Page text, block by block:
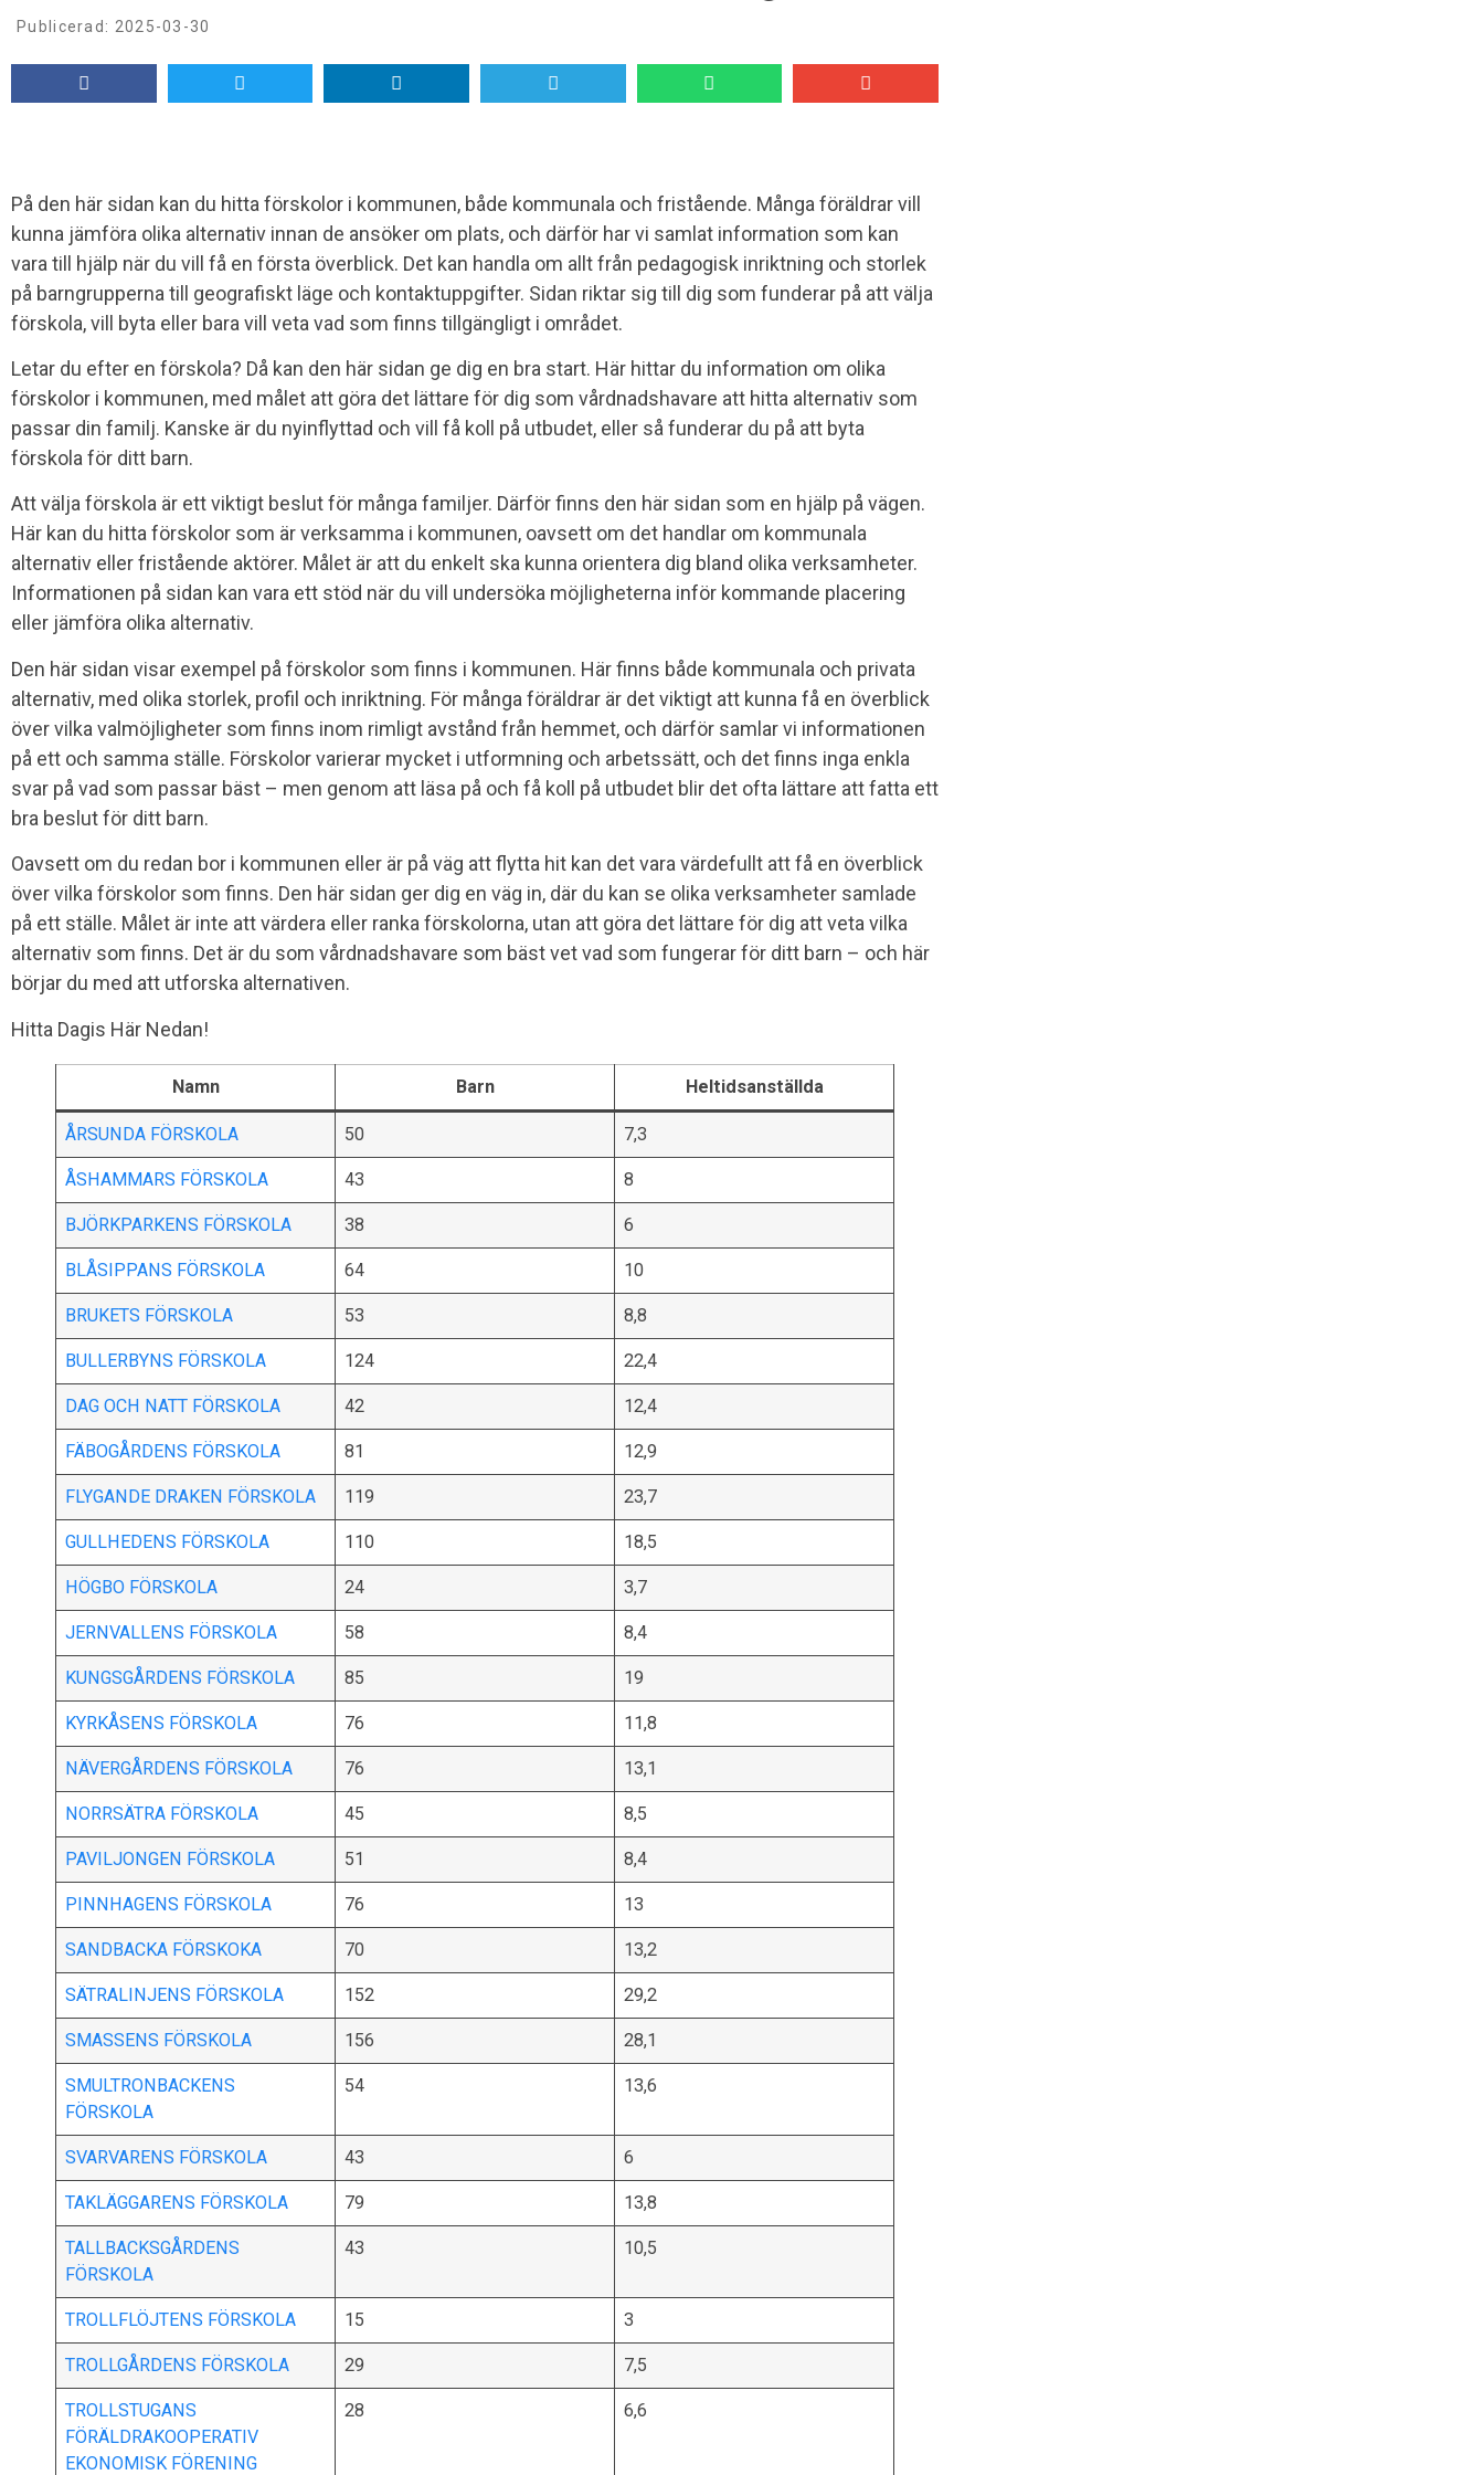
Publicerad: 2025-03-30
På den här sidan kan du hitta förskolor i kommunen, både kommunala och fristående. Många föräldrar vill
kunna jämföra olika alternativ innan de ansöker om plats, och därför har vi samlat information som kan
vara till hjälp när du vill få en första överblick. Det kan handla om allt från pedagogisk inriktning och storlek
på barngrupperna till geografiskt läge och kontaktuppgifter. Sidan riktar sig till dig som funderar på att välja
förskola, vill byta eller bara vill veta vad som finns tillgängligt i området.
Letar du efter en förskola? Då kan den här sidan ge dig en bra start. Här hittar du information om olika
förskolor i kommunen, med målet att göra det lättare för dig som vårdnadshavare att hitta alternativ som
passar din familj. Kanske är du nyinflyttad och vill få koll på utbudet, eller så funderar du på att byta
förskola för ditt barn.
Att välja förskola är ett viktigt beslut för många familjer. Därför finns den här sidan som en hjälp på vägen.
Här kan du hitta förskolor som är verksamma i kommunen, oavsett om det handlar om kommunala
alternativ eller fristående aktörer. Målet är att du enkelt ska kunna orientera dig bland olika verksamheter.
Informationen på sidan kan vara ett stöd när du vill undersöka möjligheterna inför kommande placering
eller jämföra olika alternativ.
Den här sidan visar exempel på förskolor som finns i kommunen. Här finns både kommunala och privata
alternativ, med olika storlek, profil och inriktning. För många föräldrar är det viktigt att kunna få en överblick
över vilka valmöjligheter som finns inom rimligt avstånd från hemmet, och därför samlar vi informationen
på ett och samma ställe. Förskolor varierar mycket i utformning och arbetssätt, och det finns inga enkla
svar på vad som passar bäst – men genom att läsa på och få koll på utbudet blir det ofta lättare att fatta ett
bra beslut för ditt barn.
Oavsett om du redan bor i kommunen eller är på väg att flytta hit kan det vara värdefullt att få en överblick
över vilka förskolor som finns. Den här sidan ger dig en väg in, där du kan se olika verksamheter samlade
på ett ställe. Målet är inte att värdera eller ranka förskolorna, utan att göra det lättare för dig att veta vilka
alternativ som finns. Det är du som vårdnadshavare som bäst vet vad som fungerar för ditt barn – och här
börjar du med att utforska alternativen.
Hitta Dagis Här Nedan!
Namn Barn Heltidsanställda
ÅRSUNDA FÖRSKOLA 50 7,3
ÅSHAMMARS FÖRSKOLA 43 8
BJÖRKPARKENS FÖRSKOLA 38 6
BLÅSIPPANS FÖRSKOLA 64 10
BRUKETS FÖRSKOLA 53 8,8
BULLERBYNS FÖRSKOLA 124 22,4
DAG OCH NATT FÖRSKOLA 42 12,4
FÄBOGÅRDENS FÖRSKOLA 81 12,9
FLYGANDE DRAKEN FÖRSKOLA 119 23,7
GULLHEDENS FÖRSKOLA 110 18,5
HÖGBO FÖRSKOLA 24 3,7
JERNVALLENS FÖRSKOLA 58 8,4
KUNGSGÅRDENS FÖRSKOLA 85 19
KYRKÅSENS FÖRSKOLA 76 11,8
NÄVERGÅRDENS FÖRSKOLA 76 13,1
NORRSÄTRA FÖRSKOLA 45 8,5
PAVILJONGEN FÖRSKOLA 51 8,4
PINNHAGENS FÖRSKOLA 76 13
SANDBACKA FÖRSKOKA 70 13,2
SÄTRALINJENS FÖRSKOLA 152 29,2
SMASSENS FÖRSKOLA 156 28,1
SMULTRONBACKENS
FÖRSKOLA
54 13,6
SVARVARENS FÖRSKOLA 43 6
TAKLÄGGARENS FÖRSKOLA 79 13,8
TALLBACKSGÅRDENS
FÖRSKOLA
43 10,5
TROLLFLÖJTENS FÖRSKOLA 15 3
TROLLGÅRDENS FÖRSKOLA 29 7,5
TROLLSTUGANS
FÖRÄLDRAKOOPERATIV
EKONOMISK FÖRENING
28 6,6